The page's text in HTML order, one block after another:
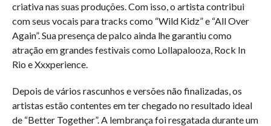
criativa nas suas produções. Com isso, o artista contribui
com seus vocais para tracks como “Wild Kidz” e “All Over
Again”. Sua presença de palco ainda lhe garantiu como
atração em grandes festivais como Lollapalooza, Rock In
Rio e Xxxperience.
Depois de vários rascunhos e versões não finalizadas, os
artistas estão contentes em ter chegado no resultado ideal
de “Better Together”. A lembrança foi resgatada durante um